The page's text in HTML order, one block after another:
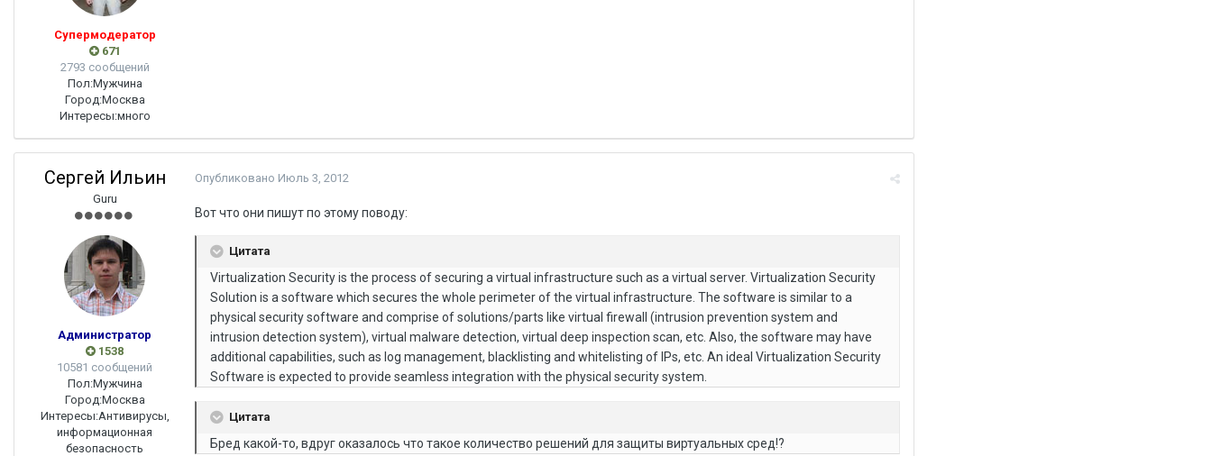
Супермодератор
671
2793 сообщений
Пол:Мужчина
Город:Москва
Интересы:много
Сергей Ильин
Guru
Администратор
1538
10581 сообщений
Пол:Мужчина
Город:Москва
Интересы:Антивирусы,
информационная
безопасность
Опубликовано Июль 3, 2012
Вот что они пишут по этому поводу:
Цитата
Virtualization Security is the process of securing a virtual infrastructure such as a virtual server. Virtualization Security
Solution is a software which secures the whole perimeter of the virtual infrastructure. The software is similar to a
physical security software and comprise of solutions/parts like virtual firewall (intrusion prevention system and
intrusion detection system), virtual malware detection, virtual deep inspection scan, etc. Also, the software may have
additional capabilities, such as log management, blacklisting and whitelisting of IPs, etc. An ideal Virtualization Security
Software is expected to provide seamless integration with the physical security system.
Цитата
Бред какой-то, вдруг оказалось что такое количество решений для защиты виртуальных сред!?